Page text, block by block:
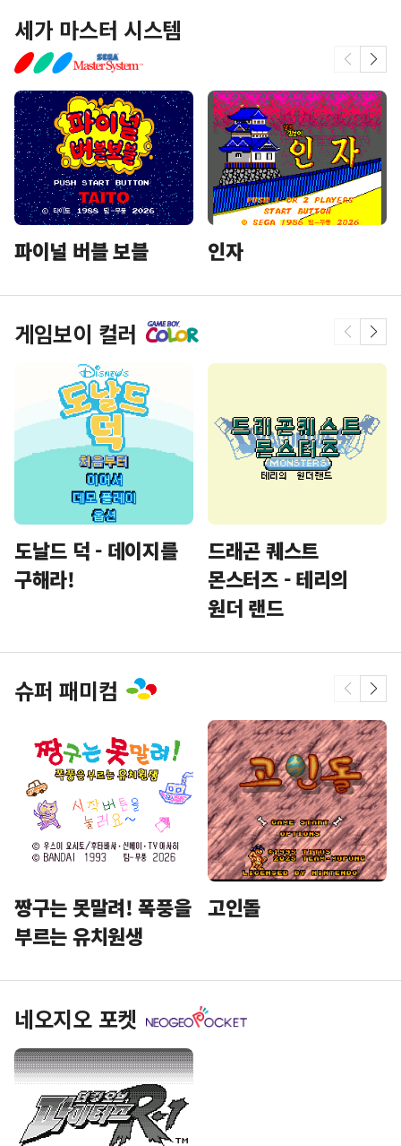
세가 마스터 시스템
파이널 버블 보블 인자
게임보이 컬러
도날드 덕 - 데이지를
구해라!
드래곤 퀘스트
몬스터즈 - 테리의
원더 랜드
슈퍼 패미컴
짱구는 못말려! 폭풍을
부르는 유치원생
고인돌
네오지오 포켓